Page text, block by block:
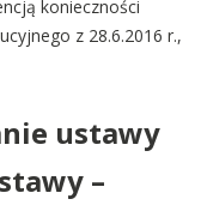
konieczności
z 28.6.2016 r.,
ustawy
–